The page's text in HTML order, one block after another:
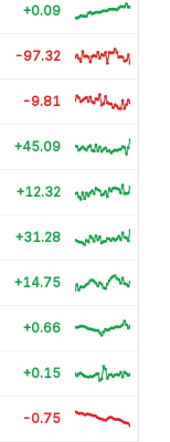
+0.09
-97.32
-9.81
+45.09
+12.32
+31.28
+14.75
+0.66
+0.15
-0.75